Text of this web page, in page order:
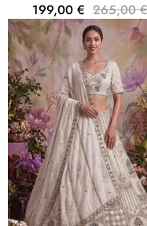
199,00 € 265,00 €